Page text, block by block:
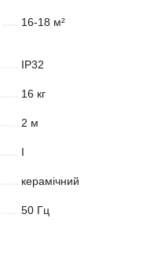
16-18 м²
IP32
16 кг
2 м
I
керамічний
50 Гц